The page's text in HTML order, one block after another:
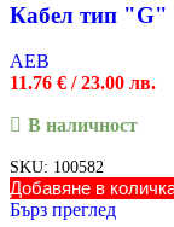
Кабел тип "G"
AEB
11.76 € / 23.00 лв.
В наличност
SKU: 100582
Добавяне в
Бърз преглед